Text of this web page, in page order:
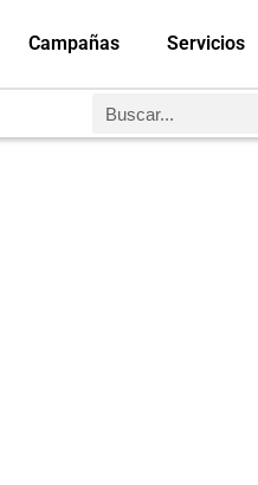
Campañas Servicios